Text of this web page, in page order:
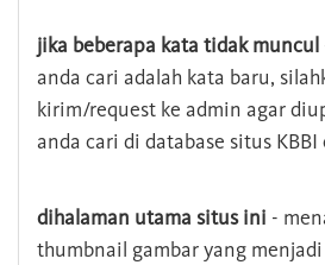
jika beberapa kata tidak muncul
anda cari adalah kata baru,
kirim/request ke admin agar
anda cari di database situs
dihalaman utama situs ini -
thumbnail gambar yang